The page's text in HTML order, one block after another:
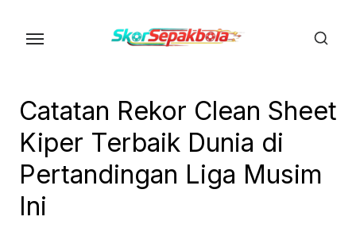
Catatan Rekor Clean Sheet
Kiper Terbaik Dunia di
Pertandingan Liga Musim
Ini